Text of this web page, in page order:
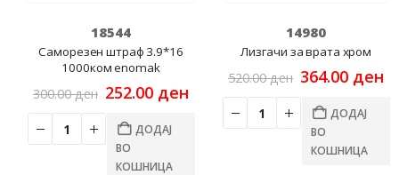
18544
Cаморезен штраф 3.9*16
1000ком enomak
300.00ден Original
was:
300.00 ден.
252.00 ден Current
ДОДАЈ
ВО
КОШНИЦА
14980
Лизгачи за врата хром
520.00ден Original
was:
520.00 ден.
364.00 ден
ДОДАЈ
ВО
КОШНИЦА